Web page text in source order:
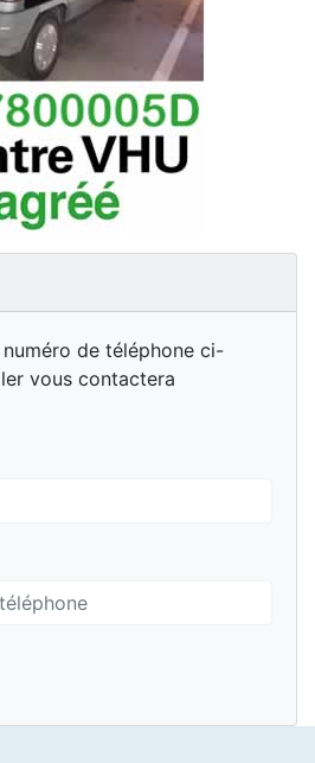
de téléphone ci-
vous contactera